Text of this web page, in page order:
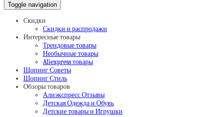
Toggle navigation
Скидки
Скидки и распродажи
Интересные товары
Трендовые товары
Необычные товары
Aliexpress товары
Шопинг Советы
Шопинг Стиль
Обзоры товаров
Алиэкспресс Отзывы
Детская Одежда и Обувь
Детские товары и Игрушки